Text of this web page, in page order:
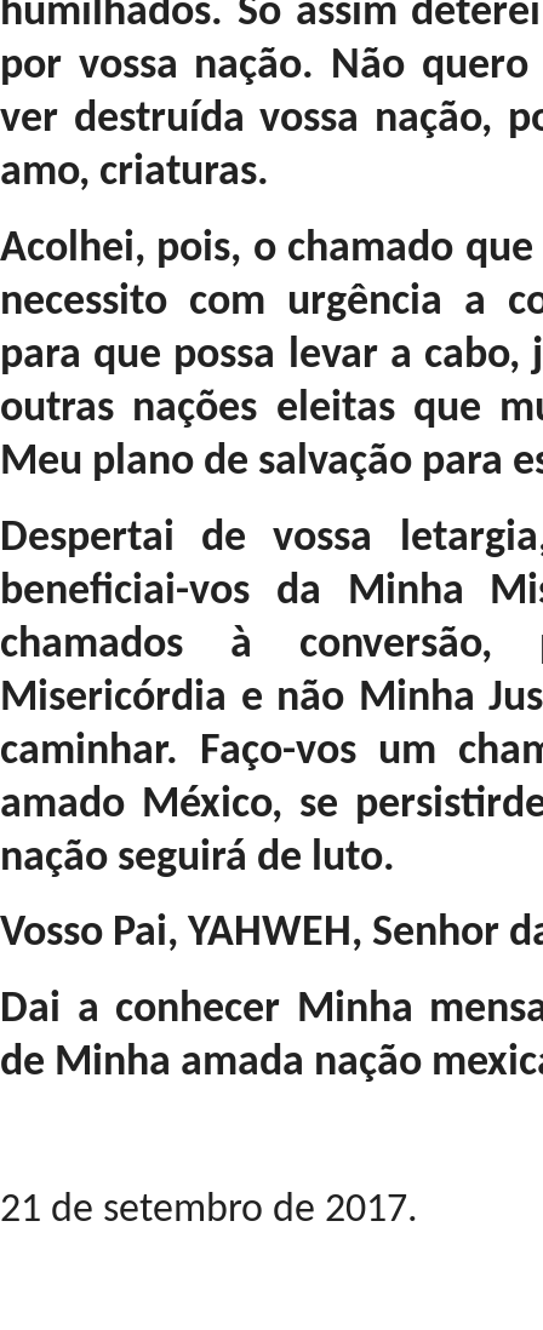
humilhados. Só assim
por vossa nação. Não
ver destruída vossa nação,
amo, criaturas.
Acolhei, pois, o chamado
necessito com urgência a
para que possa levar a
outras nações eleitas que
Meu plano de salvação para
Despertai de vossa
beneficiai-vos da Minha
chamados à
Misericórdia e não Minha
caminhar. Faço-vos um
amado México, se
nação seguirá de luto.
Vosso Pai, YAHWEH, Senhor
Dai a conhecer Minha
de Minha amada nação
21 de setembro de 2017.